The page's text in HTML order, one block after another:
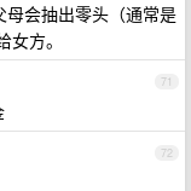
会抽出零头（通常是
方。
71
72